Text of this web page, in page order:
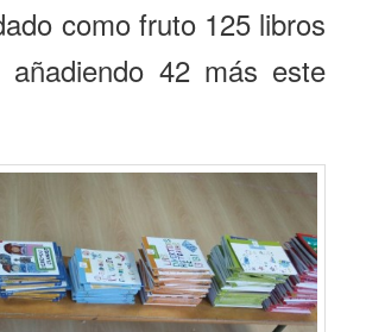
como fruto 125 libros
añadiendo 42 más este